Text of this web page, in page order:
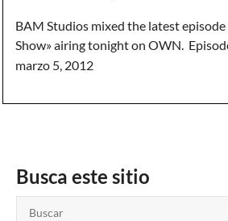
BAM Studios mixed the latest episode
Show» airing tonight on OWN.
marzo 5, 2012
Busca este sitio